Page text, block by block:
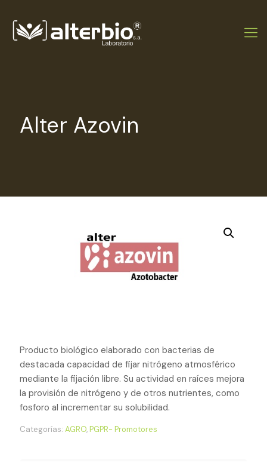
Alter Azovin
Producto biológico elaborado con bacterias de
destacada capacidad de fijar nitrógeno atmosférico
mediante la fijación libre. Su actividad en raíces mejora
la provisión de nitrógeno y de otros nutrientes, como
fosforo al incrementar su solubilidad.
Categorías: AGRO,PGPR- Promotores